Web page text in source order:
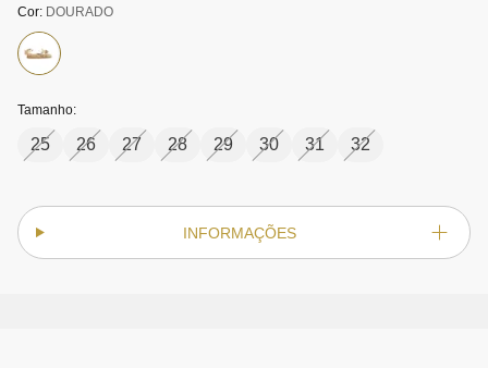
Cor: DOURADO
Tamanho:
25 26 27 28 29 30 31 32
INFORMAÇÕES